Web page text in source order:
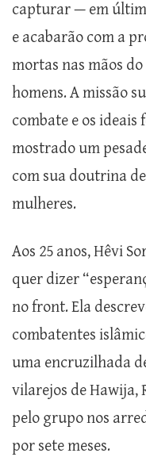
capturar — em
e acabarão com a
mortas nas mãos
homens. A missão
combate e os
mostrado um
com sua doutrina
mulheres.
Aos 25 anos, Hêvi
quer dizer
no front. Ela
combatentes
uma encruzilhada
vilarejos de Hawija,
pelo grupo nos
por sete meses.